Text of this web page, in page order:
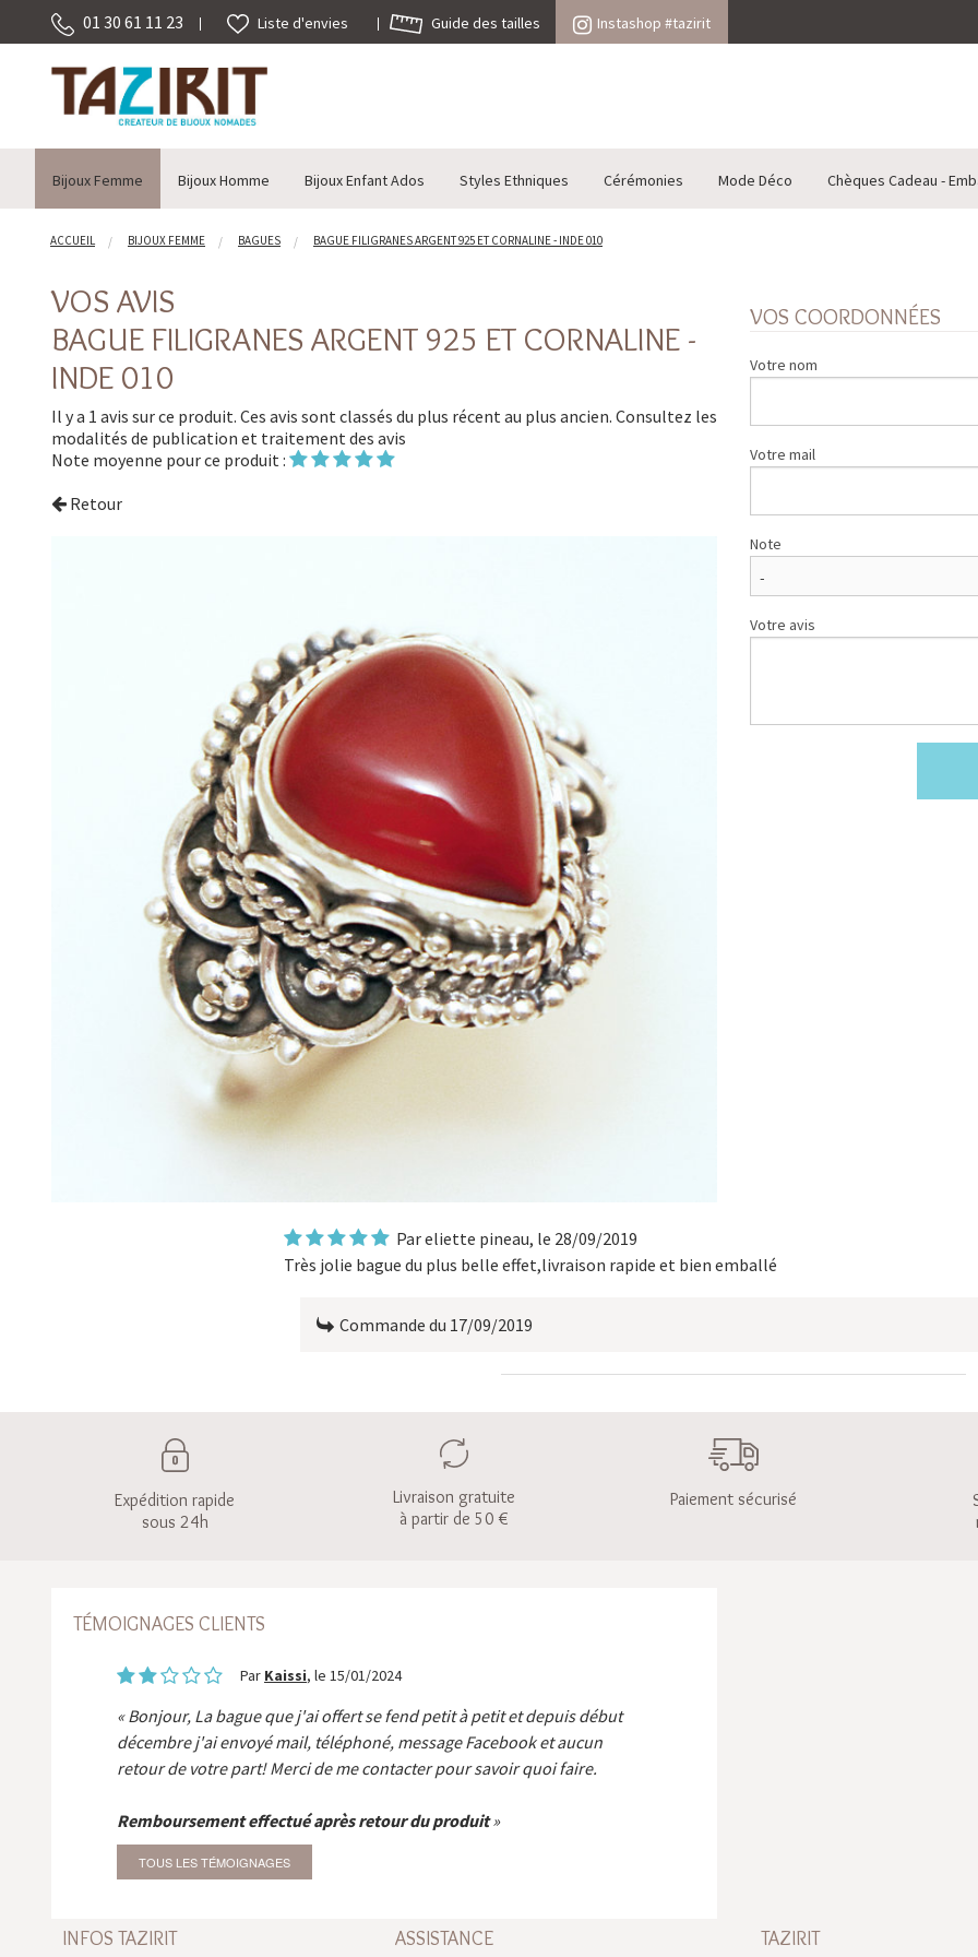
01 30 61 11 23 Liste d'envies Guide des tailles Instashop #tazirit
Bijoux Femme Bijoux Homme Bijoux Enfant Ados Styles Ethniques Cérémonies Mode Déco Chèques Cadeau -
ACCUEIL BIJOUX FEMME BAGUES BAGUE FILIGRANES ARGENT 925 ET CORNALINE - INDE 010
VOS AVIS
BAGUE FILIGRANES ARGENT 925 ET CORNALINE -
INDE 010
Il y a 1 avis sur ce produit. Ces avis sont classés du plus récent au plus ancien. Consultez les
modalités de publication et traitement des avis
Note moyenne pour ce produit :
Retour
VOS COORDONNÉES
Votre nom
Votre mail
Note
Votre avis
Pareliette pineau, le 28/09/2019
Très jolie bague du plus belle effet,livraison rapide et bien emballé
Commande du 17/09/2019
Expédition rapide
sous 24h
Livraison gratuite
à partir de 50 €
Paiement sécurisé
TÉMOIGNAGES CLIENTS
Par Kaissi, le 15/01/2024
Bonjour, La bague que j'ai offert se fend petit à petit et depuis début
décembre j'ai envoyé mail, téléphoné, message Facebook et aucun
retour de votre part! Merci de me contacter pour savoir quoi faire.
Remboursement effectué après retour du produit
TOUS LES TÉMOIGNAGES
INFOS TAZIRIT ASSISTANCE TAZIRIT